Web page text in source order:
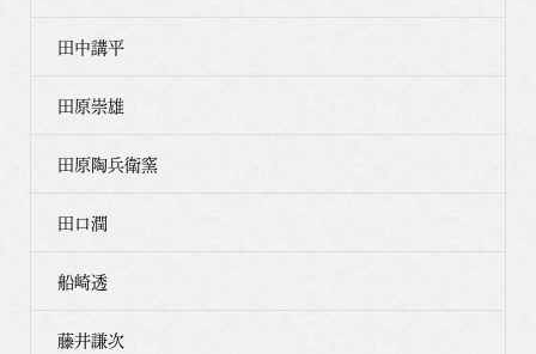
田中講平
田原崇雄
田原陶兵衛窯
田口潤
船崎透
藤井謙次